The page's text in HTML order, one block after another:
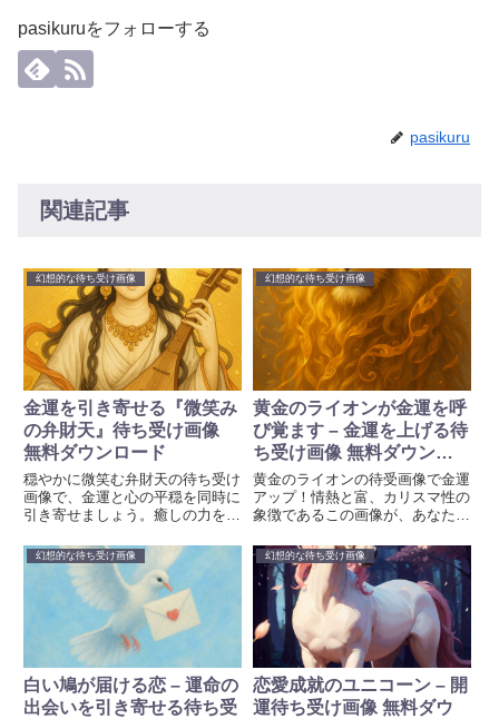
pasikuruをフォローする
pasikuru
関連記事
幻想的な待ち受け画像
金運を引き寄せる『微笑み
の弁財天』待ち受け画像
無料ダウンロード
穏やかに微笑む弁財天の待ち受け
画像で、金運と心の平穏を同時に
引き寄せましょう。癒しの力をス
幻想的な待ち受け画像
黄金のライオンが金運を呼
び覚ます – 金運を上げる待
ち受け画像 無料ダウンロ
ード
黄金のライオンの待受画像で金運
アップ！情熱と富、カリスマ性の
象徴であるこの画像が、あなたの
幻想的な待ち受け画像
白い鳩が届ける恋 – 運命の
出会いを引き寄せる待ち受
幻想的な待ち受け画像
恋愛成就のユニコーン – 開
運待ち受け画像 無料ダウ